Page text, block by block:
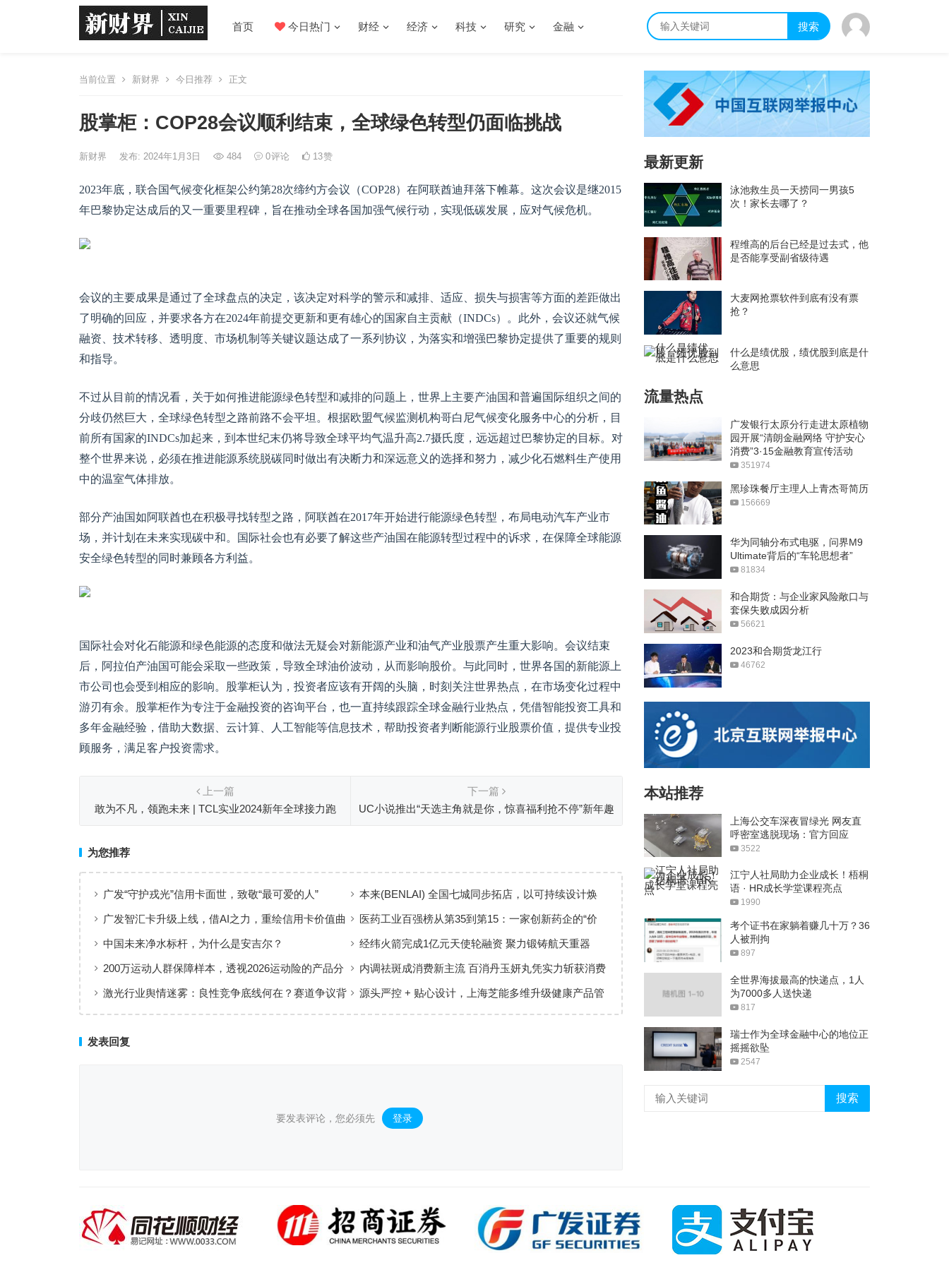
首页 今日热门 财经 经济 科技 研究 金融 搜索
当前位置 新财界 今日推荐 正文
股掌柜：COP28会议顺利结束，全球绿色转型仍面临挑战
新财界 发布: 2024年1月3日 484 0评论 13赞
2023年底，联合国气候变化框架公约第28次缔约方会议（COP28）在阿联酋迪拜落下帷幕。这次会议是继2015
年巴黎协定达成后的又一重要里程碑，旨在推动全球各国加强气候行动，实现低碳发展，应对气候危机。
会议的主要成果是通过了全球盘点的决定，该决定对科学的警示和减排、适应、损失与损害等方面的差距做出
了明确的回应，并要求各方在2024年前提交更新和更有雄心的国家自主贡献（INDCs）。此外，会议还就气候
融资、技术转移、透明度、市场机制等关键议题达成了一系列协议，为落实和增强巴黎协定提供了重要的规则
和指导。
不过从目前的情况看，关于如何推进能源绿色转型和减排的问题上，世界上主要产油国和普遍国际组织之间的
分歧仍然巨大，全球绿色转型之路前路不会平坦。根据欧盟气候监测机构哥白尼气候变化服务中心的分析，目
前所有国家的INDCs加起来，到本世纪末仍将导致全球平均气温升高2.7摄氏度，远远超过巴黎协定的目标。对
整个世界来说，必须在推进能源系统脱碳同时做出有决断力和深远意义的选择和努力，减少化石燃料生产使用
中的温室气体排放。
部分产油国如阿联酋也在积极寻找转型之路，阿联酋在2017年开始进行能源绿色转型，布局电动汽车产业市
场，并计划在未来实现碳中和。国际社会也有必要了解这些产油国在能源转型过程中的诉求，在保障全球能源
安全绿色转型的同时兼顾各方利益。
国际社会对化石能源和绿色能源的态度和做法无疑会对新能源产业和油气产业股票产生重大影响。会议结束
后，阿拉伯产油国可能会采取一些政策，导致全球油价波动，从而影响股价。与此同时，世界各国的新能源上
市公司也会受到相应的影响。股掌柜认为，投资者应该有开阔的头脑，时刻关注世界热点，在市场变化过程中
游刃有余。股掌柜作为专注于金融投资的咨询平台，也一直持续跟踪全球金融行业热点，凭借智能投资工具和
多年金融经验，借助大数据、云计算、人工智能等信息技术，帮助投资者判断能源行业股票价值，提供专业投
顾服务，满足客户投资需求。
上一篇
敢为不凡，领跑未来 | TCL实业2024新年全球接力跑
下一篇
UC小说推出“天选主角就是你，惊喜福利抢不停”新年趣
为您推荐
广发“守护戎光”信用卡面世，致敬“最可爱的人”
本来(BENLAI) 全国七城同步拓店，以可持续设计焕
新品牌体验
广发智汇卡升级上线，借AI之力，重绘信用卡价值曲
线
医药工业百强榜从第35到第15：一家创新药企的“价
值增长”样本
中国未来净水标杆，为什么是安吉尔？ 经纬火箭完成1亿元天使轮融资 聚力锻铸航天重器
200万运动人群保障样本，透视2026运动险的产品分
层与适配逻辑
内调祛斑成消费新主流 百消丹玉妍丸凭实力斩获消费
者认可
激光行业舆情迷雾：良性竞争底线何在？赛道争议背
源头严控 + 贴心设计，上海芝能多维升级健康产品管
发表回复
要发表评论，您必须先 登录 。
最新更新
泳池救生员一天捞同一男孩5
次！家长去哪了？
程维高的后台已经是过去式，他
是否能享受副省级待遇
大麦网抢票软件到底有没有票
抢？
什么是绩优股，绩优股到底是什
么意思
流量热点
广发银行太原分行走进太原植物
园开展“清朗金融网络 守护安心
消费”3·15金融教育宣传活动
351974
黑珍珠餐厅主理人上青杰哥简历
156669
华为同轴分布式电驱，问界M9
Ultimate背后的“车轮思想者”
81834
和合期货：与企业家风险敞口与
套保失败成因分析
56621
2023和合期货龙江行
46762
本站推荐
上海公交车深夜冒绿光 网友直
呼密室逃脱现场：官方回应
3522
江宁人社局助力企业成长！梧桐
语 · HR成长学堂课程亮点
1990
考个证书在家躺着赚几十万？36
人被刑拘
897
全世界海拔最高的快递点，1人
为7000多人送快递
817
瑞士作为全球金融中心的地位正
摇摇欲坠
2547
搜索